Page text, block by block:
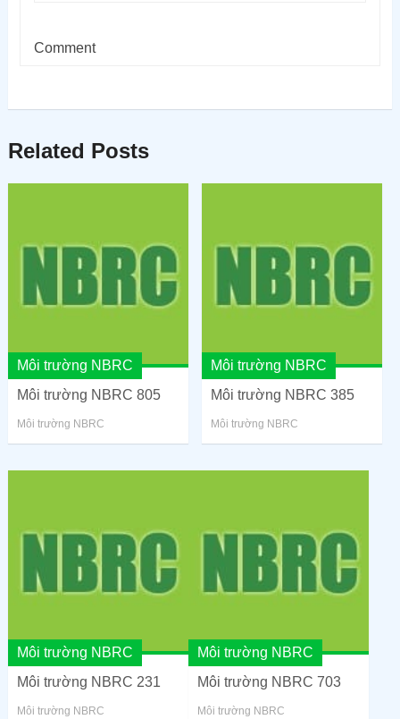
Comment
Related Posts
Môi trường NBRC
Môi trường NBRC 805
Môi trường NBRC
Môi trường NBRC
Môi trường NBRC 385
Môi trường NBRC
Môi trường NBRC
Môi trường NBRC 231
Môi trường NBRC
Môi trường NBRC
Môi trường NBRC 703
Môi trường NBRC